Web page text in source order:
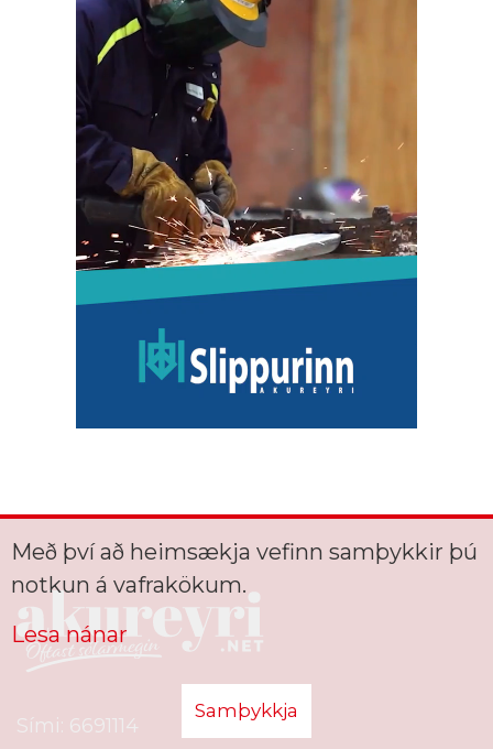
Sími: 6691114
Með því að heimsækja vefinn samþykkir þú
notkun á vafrakökum.
Lesa nánar
Samþykkja